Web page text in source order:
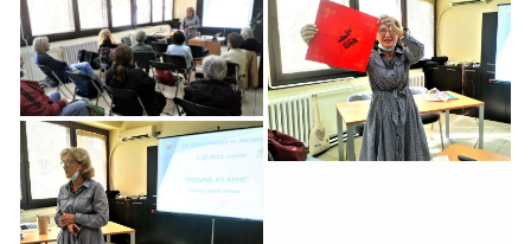
Virtuelno Putovanje
„Moj Pozdrav iz Kine“
Virtuelno Putovanje
Moj Pozdrav iz Kine
Moj Pozdrav iz Kine